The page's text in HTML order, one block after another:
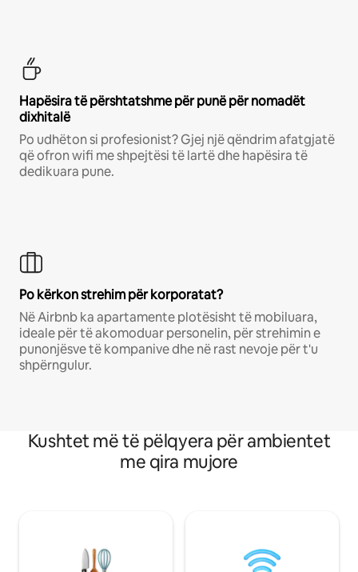
Hapësira të përshtatshme për punë për nomadët
dixhitalë
Po udhëton si profesionist? Gjej një qëndrim afatgjatë
që ofron wifi me shpejtësi të lartë dhe hapësira të
dedikuara pune.
Po kërkon strehim për korporatat?
Në Airbnb ka apartamente plotësisht të mobiluara,
ideale për të akomoduar personelin, për strehimin e
punonjësve të kompanive dhe në rast nevoje për t'u
shpërngulur.
Kushtet më të pëlqyera për ambientet
me qira mujore